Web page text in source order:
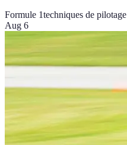
Formule 1techniques de pilotage
Aug 6